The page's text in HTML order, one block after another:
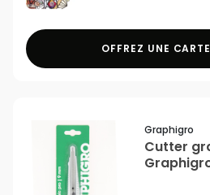
OFFREZ UNE
Graphigro
Cutter